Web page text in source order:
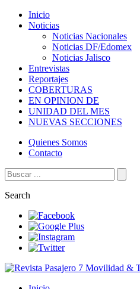
Inicio
Noticias
Noticias Nacionales
Noticias DF/Edomex
Noticias Jalisco
Entrevistas
Reportajes
COBERTURAS
EN OPINION DE
UNIDAD DEL MES
NUEVAS SECCIONES
Quienes Somos
Contacto
Search